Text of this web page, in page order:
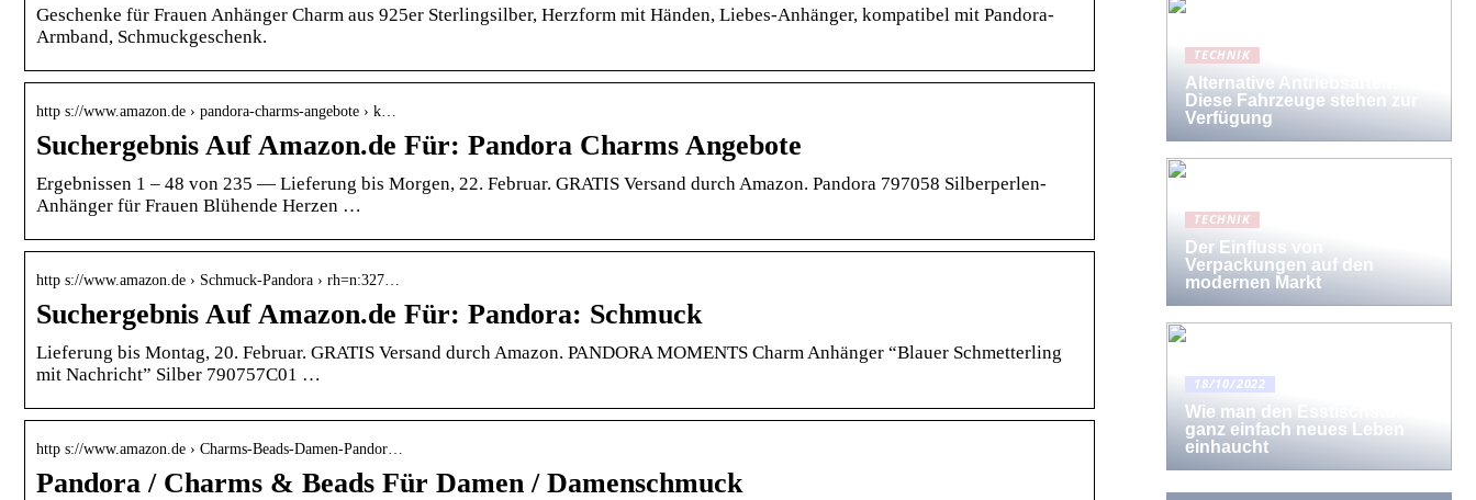
Geschenke für Frauen Anhänger Charm aus 925er Sterlingsilber, Herzform mit Händen, Liebes-Anhänger, kompatibel mit Pandora-
Armband, Schmuckgeschenk.
http s://www.amazon.de › pandora-charms-angebote › k…
Suchergebnis Auf Amazon.de Für: Pandora Charms Angebote
Ergebnissen 1 – 48 von 235 — Lieferung bis Morgen, 22. Februar. GRATIS Versand durch Amazon. Pandora 797058 Silberperlen-
Anhänger für Frauen Blühende Herzen …
http s://www.amazon.de › Schmuck-Pandora › rh=n:327…
Suchergebnis Auf Amazon.de Für: Pandora: Schmuck
Lieferung bis Montag, 20. Februar. GRATIS Versand durch Amazon. PANDORA MOMENTS Charm Anhänger “Blauer Schmetterling
mit Nachricht” Silber 790757C01 …
http s://www.amazon.de › Charms-Beads-Damen-Pandor…
Pandora / Charms & Beads Für Damen / Damenschmuck
TECHNIK
Alternative Antriebsarten:
Diese Fahrzeuge stehen zur
Verfügung
TECHNIK
Der Einfluss von
Verpackungen auf den
modernen Markt
18/10/2022
Wie man den Esstischstühlen
ganz einfach neues Leben
einhaucht